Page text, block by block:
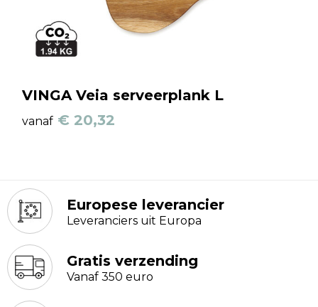
VINGA Veia serveerplank L
vanaf € 20,32
Europese leverancier
Leveranciers uit Europa
Gratis verzending
Vanaf 350 euro